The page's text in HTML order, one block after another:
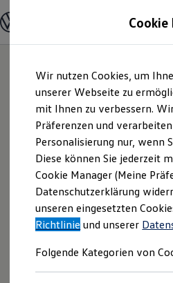
Hauptinhalt
springen
Footer
springen
Modelle und Konfigurator
Modelle vergleichen
Elektroautos
ENERGY Sondermodelle
Nutzfahrzeuge
SUV und CUV
Familienautos
Kombis
Kompaktwagen
Sportwagen
Schnell verfügbare Fahrzeuge
Angebote und Produkte
Aktuelle Angebote
E-Auto-Förderung
Volkswagen Marktplatz
Junge Gebrauchtwagen
Cookie
Wir nutzen Cookies, um
unserer Webseite zu
mit Ihnen zu verbessern.
Präferenzen und
Personalisierung nur, wenn
Diese können Sie jederzeit
Cookie Manager (Meine
Datenschutzerklärung
unseren eingesetzten
Richtlinie und unserer
Folgende Kategorien von